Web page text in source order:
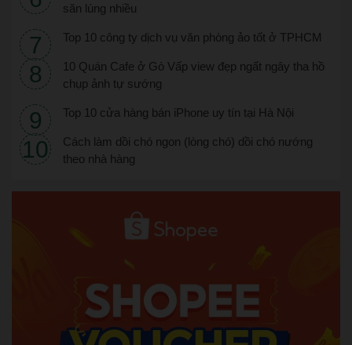
săn lùng nhiều
Top 10 công ty dịch vụ văn phòng ảo tốt ở TPHCM
10 Quán Cafe ở Gò Vấp view đẹp ngất ngây tha hồ
chụp ảnh tự sướng
Top 10 cửa hàng bán iPhone uy tín tại Hà Nội
Cách làm dồi chó ngon (lòng chó) dồi chó nướng
theo nhà hàng